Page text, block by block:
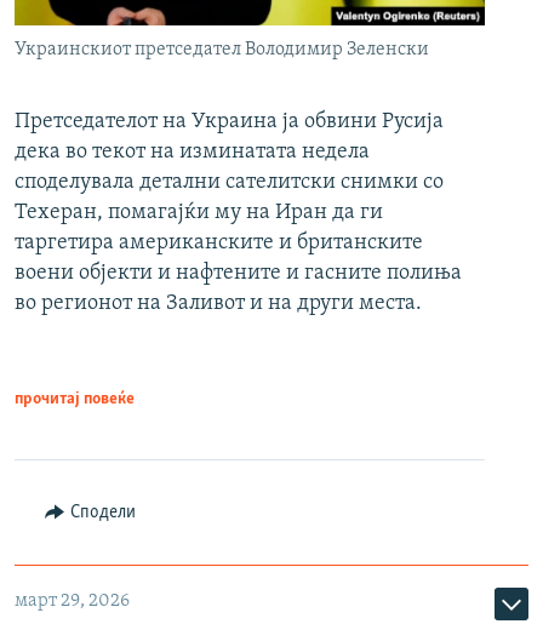
Украинскиот претседател Володимир Зеленски
Претседателот на Украина ја обвини Русија
дека во текот на изминатата недела
споделувала детални сателитски снимки со
Техеран, помагајќи му на Иран да ги
таргетира американските и британските
воени објекти и нафтените и гасните полиња
во регионот на Заливот и на други места.
прочитај повеќе
Сподели
март 29, 2026